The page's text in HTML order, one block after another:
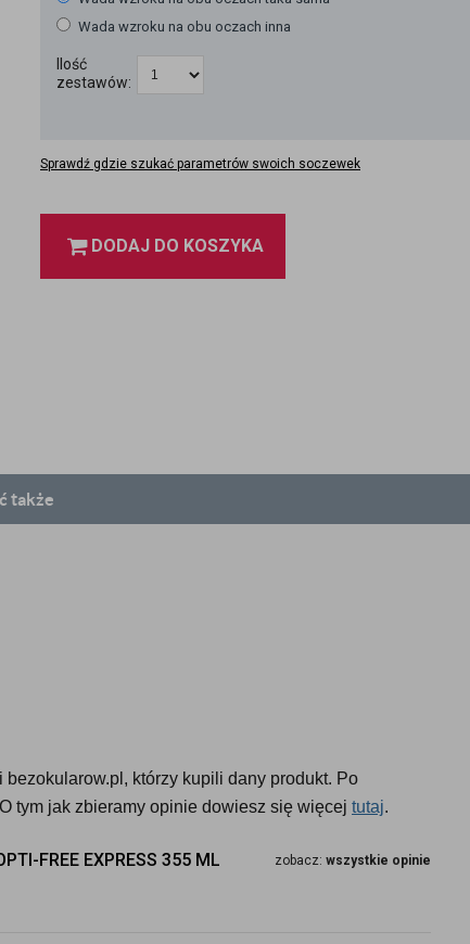
Wada wzroku na obu oczach inna
Ilość
zestawów:
Sprawdź gdzie szukać parametrów swoich soczewek
DODAJ DO KOSZYKA
także
którzy kupili dany produkt. Po
tym jak zbieramy opinie dowiesz się więcej tutaj.
FREE EXPRESS 355 ML zobacz: wszystkie opinie